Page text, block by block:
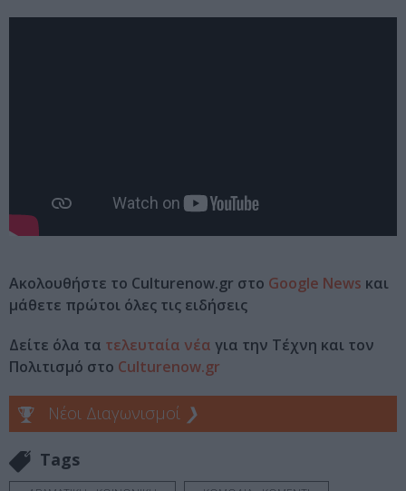
Ακολουθήστε το Culturenow.gr στο Google News και
μάθετε πρώτοι όλες τις ειδήσεις
Δείτε όλα τα τελευταία νέα για την Τέχνη και τον
Πολιτισμό στο Culturenow.gr
Νέοι Διαγωνισμοί ❯
Tags